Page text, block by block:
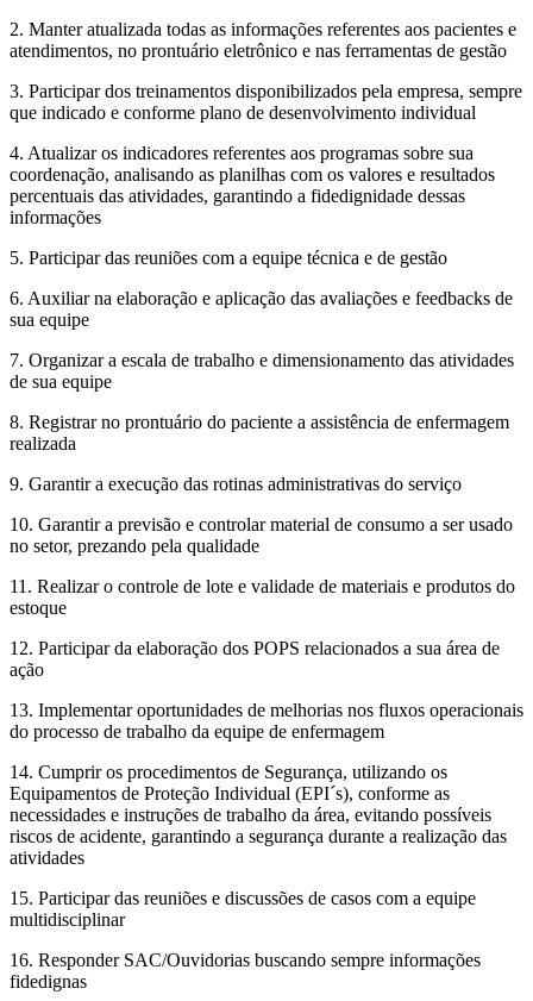
2. Manter atualizada todas as informações referentes aos pacientes e
atendimentos, no prontuário eletrônico e nas ferramentas de gestão
3. Participar dos treinamentos disponibilizados pela empresa, sempre
que indicado e conforme plano de desenvolvimento individual
4. Atualizar os indicadores referentes aos programas sobre sua
coordenação, analisando as planilhas com os valores e resultados
percentuais das atividades, garantindo a fidedignidade dessas
informações
5. Participar das reuniões com a equipe técnica e de gestão
6. Auxiliar na elaboração e aplicação das avaliações e feedbacks de
sua equipe
7. Organizar a escala de trabalho e dimensionamento das atividades
de sua equipe
8. Registrar no prontuário do paciente a assistência de enfermagem
realizada
9. Garantir a execução das rotinas administrativas do serviço
10. Garantir a previsão e controlar material de consumo a ser usado
no setor, prezando pela qualidade
11. Realizar o controle de lote e validade de materiais e produtos do
estoque
12. Participar da elaboração dos POPS relacionados a sua área de
ação
13. Implementar oportunidades de melhorias nos fluxos operacionais
do processo de trabalho da equipe de enfermagem
14. Cumprir os procedimentos de Segurança, utilizando os
Equipamentos de Proteção Individual (EPI´s), conforme as
necessidades e instruções de trabalho da área, evitando possíveis
riscos de acidente, garantindo a segurança durante a realização das
atividades
15. Participar das reuniões e discussões de casos com a equipe
multidisciplinar
16. Responder SAC/Ouvidorias buscando sempre informações
fidedignas